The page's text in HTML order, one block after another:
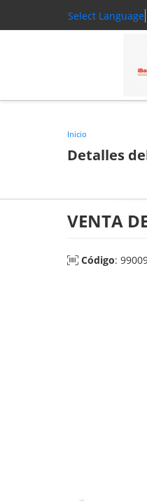
Select Language
Inicio
Detalles
VENTA
Código: